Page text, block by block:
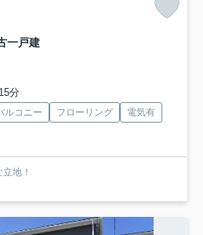
一戸建
分
ルコニー フローリング
電気有
地！